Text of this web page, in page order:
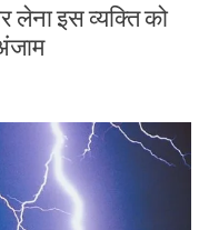
लेना इस व्यक्ति को